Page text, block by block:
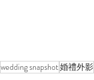
wedding snapshot婚禮外影